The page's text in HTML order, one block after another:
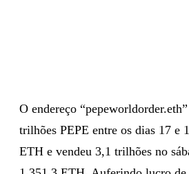
O endereço
trilhões PEPE entre os dias 17 e
ETH e vendeu 3,1 trilhões no